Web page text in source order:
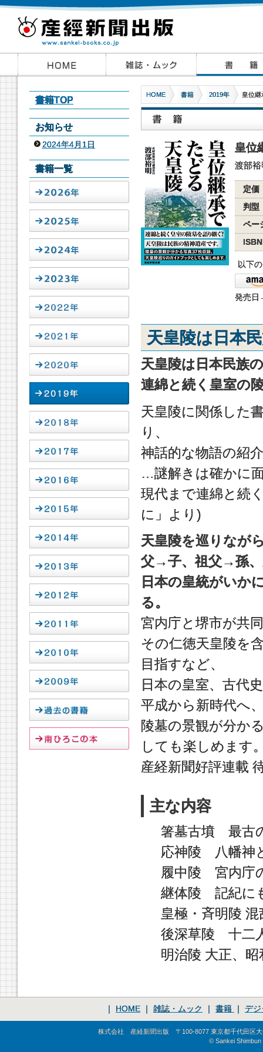
書籍TOP
お知らせ
2024年4月1日
書籍一覧
HOME 書籍 2019年 皇位継
皇位
渡部
定価
判型
ペー
ISBN
以下
発売日
天皇陵は日本
天皇陵は日本民族
連綿と続く皇室の
天皇陵に関係した
り、
神話的な物語の紹
…謎解きは確かに
現代まで連綿と続
に」より)
天皇陵を巡りなが
父→子、祖父→孫
日本の皇統がいか
る。
宮内庁と堺市が共
その仁徳天皇陵を
目指すなど、
日本の皇室、古代
平成から新時代へ
陵墓の景観が分か
しても楽しめます
産経新聞好評連載
主な内容
箸墓古墳 最古
応神陵 八幡神
履中陵 宮内庁
継体陵 記紀に
皇極・斉明陵
後深草陵 十二
明治陵 大正、
HOME 雑誌・ムック 書籍 デ
株式会社 産経新聞出版 〒100-8077 東京都千代田区
© Sankei Shimbun